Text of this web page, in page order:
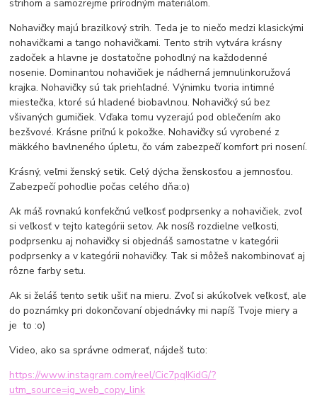
strihom a samozrejme prírodným materiálom.
Nohavičky majú brazilkový strih. Teda je to niečo medzi klasickými
nohavičkami a tango nohavičkami. Tento strih vytvára krásny
zadoček a hlavne je dostatočne pohodlný na každodenné
nosenie. Dominantou nohavičiek je nádherná jemnulinkoružová
krajka. Nohavičky sú tak priehľadné. Výnimku tvoria intimné
miestečka, ktoré sú hladené biobavlnou. Nohavičký sú bez
všivaných gumičiek. Vďaka tomu vyzerajú pod oblečením ako
bezšvové. Krásne priľnú k pokožke. Nohavičky sú vyrobené z
mäkkého bavlneného úpletu, čo vám zabezpečí komfort pri nosení.
Krásný, veľmi ženský setik. Celý dýcha ženskosťou a jemnosťou.
Zabezpečí pohodlie počas celého dňa:o)
Ak máš rovnakú konfekčnú veľkosť podprsenky a nohavičiek, zvoľ
si veľkosť v tejto kategórii setov. Ak nosíš rozdielne veľkosti,
podprsenku aj nohavičky si objednáš samostatne v kategórii
podprsenky a v kategórii nohavičky. Tak si môžeš nakombinovať aj
rôzne farby setu.
Ak si želáš tento setik ušiť na mieru. Zvoľ si akúkoľvek veľkosť, ale
do poznámky pri dokončovaní objednávky mi napíš Tvoje miery a
je to :o)
Video, ako sa správne odmerať, nájdeš tuto:
https://www.instagram.com/reel/Cic7pqIKidG/?
utm_source=ig_web_copy_link